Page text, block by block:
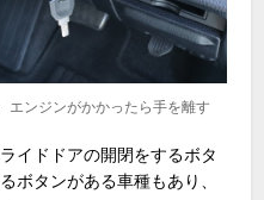
エンジンがかかったら手を離す
イドドアの開閉をするボタ
ボタンがある車種もあり、